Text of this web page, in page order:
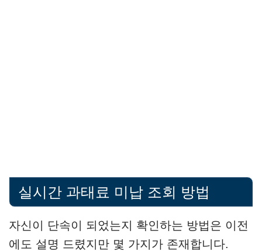
실시간 과태료 미납 조회 방법
자신이 단속이 되었는지 확인하는 방법은 이전
에도 설명 드렸지만 몇 가지가 존재합니다.